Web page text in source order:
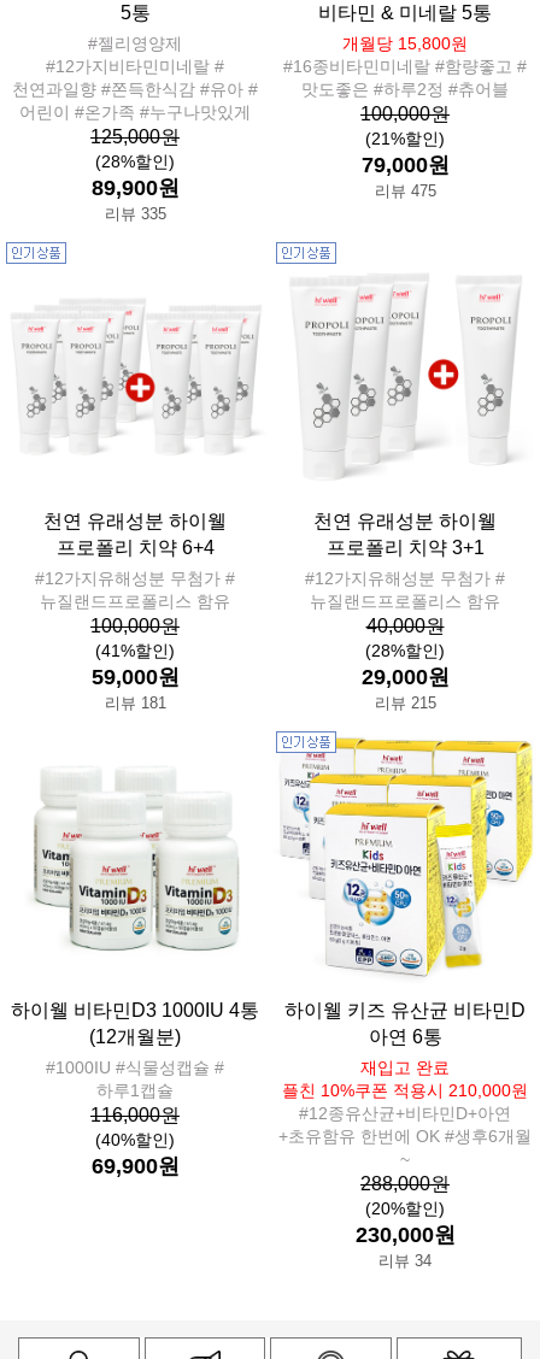
5통
#젤리영양제
#12가지비타민미네랄 #
천연과일향 #쫀득한식감 #유아 #
어린이 #온가족 #누구나맛있게
125,000원
(28%할인)
89,900원
리뷰 335
비타민 & 미네랄 5통
개월당 15,800원
#16종비타민미네랄 #함량좋고 #
맛도좋은 #하루2정 #츄어블
100,000원
(21%할인)
79,000원
리뷰 475
천연 유래성분 하이웰
프로폴리 치약 6+4
#12가지유해성분 무첨가 #
뉴질랜드프로폴리스 함유
100,000원
(41%할인)
59,000원
리뷰 181
천연 유래성분 하이웰
프로폴리 치약 3+1
#12가지유해성분 무첨가 #
뉴질랜드프로폴리스 함유
40,000원
(28%할인)
29,000원
리뷰 215
하이웰 비타민D3 1000IU 4통
(12개월분)
#1000IU #식물성캡슐 #
하루1캡슐
116,000원
(40%할인)
69,900원
하이웰 키즈 유산균 비타민D
아연 6통
재입고 완료
플친 10%쿠폰 적용시 210,000원
#12종유산균+비타민D+아연
+초유함유 한번에 OK #생후6개월
~
288,000원
(20%할인)
230,000원
리뷰 34